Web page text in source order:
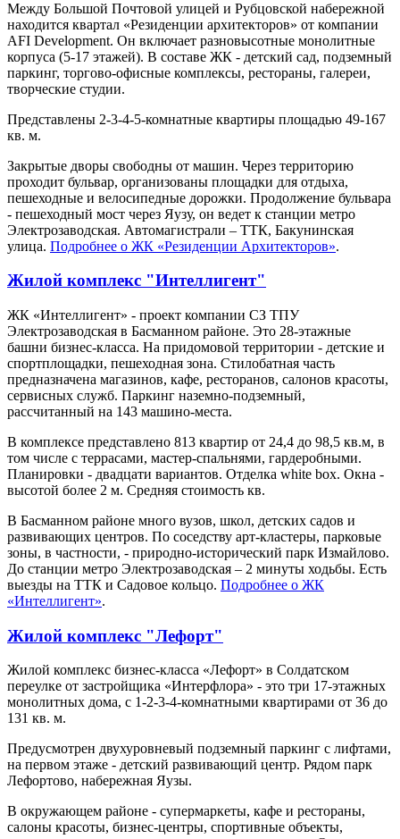
Между Большой Почтовой улицей и Рубцовской набережной
находится квартал «Резиденции архитекторов» от компании
AFI Development. Он включает разновысотные монолитные
корпуса (5-17 этажей). В составе ЖК - детский сад, подземный
паркинг, торгово-офисные комплексы, рестораны, галереи,
творческие студии.
Представлены 2-3-4-5-комнатные квартиры площадью 49-167
кв. м.
Закрытые дворы свободны от машин. Через территорию
проходит бульвар, организованы площадки для отдыха,
пешеходные и велосипедные дорожки. Продолжение бульвара
- пешеходный мост через Яузу, он ведет к станции метро
Электрозаводская. Автомагистрали – ТТК, Бакунинская
улица. Подробнее о ЖК «Резиденции Архитекторов».
Жилой комплекс "Интеллигент"
ЖК «Интеллигент» - проект компании СЗ ТПУ
Электрозаводская в Басманном районе. Это 28-этажные
башни бизнес-класса. На придомовой территории - детские и
спортплощадки, пешеходная зона. Стилобатная часть
предназначена магазинов, кафе, ресторанов, салонов красоты,
сервисных служб. Паркинг наземно-подземный,
рассчитанный на 143 машино-места.
В комплексе представлено 813 квартир от 24,4 до 98,5 кв.м, в
том числе с террасами, мастер-спальнями, гардеробными.
Планировки - двадцати вариантов. Отделка white box. Окна -
высотой более 2 м. Средняя стоимость кв.
В Басманном районе много вузов, школ, детских садов и
развивающих центров. По соседству арт-кластеры, парковые
зоны, в частности, - природно-исторический парк Измайлово.
До станции метро Электрозаводская – 2 минуты ходьбы. Есть
выезды на ТТК и Садовое кольцо. Подробнее о ЖК
«Интеллигент».
Жилой комплекс "Лефорт"
Жилой комплекс бизнес-класса «Лефорт» в Солдатском
переулке от застройщика «Интерфлора» - это три 17-этажных
монолитных дома, с 1-2-3-4-комнатными квартирами от 36 до
131 кв. м.
Предусмотрен двухуровневый подземный паркинг с лифтами,
на первом этаже - детский развивающий центр. Рядом парк
Лефортово, набережная Яузы.
В окружающем районе - супермаркеты, кафе и рестораны,
салоны красоты, бизнес-центры, спортивные объекты,